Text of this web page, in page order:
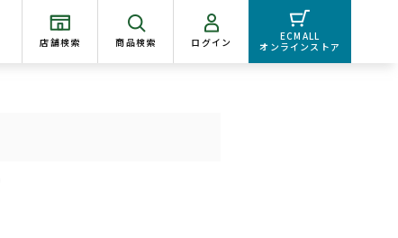
店舗検索 商品検索 ログイン
ECMALL
オンラインストア